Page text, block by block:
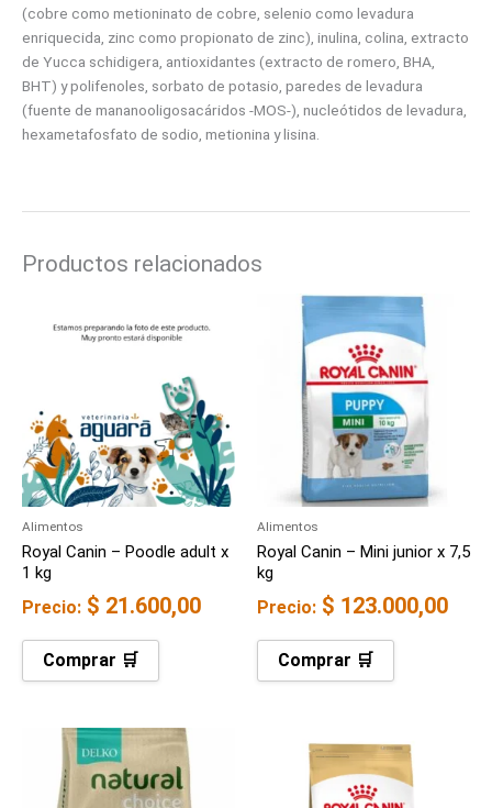
(cobre como metioninato de cobre, selenio como levadura
enriquecida, zinc como propionato de zinc), inulina, colina, extracto
de Yucca schidigera, antioxidantes (extracto de romero, BHA,
BHT) y polifenoles, sorbato de potasio, paredes de levadura
(fuente de mananooligosacáridos -MOS-), nucleótidos de levadura,
hexametafosfato de sodio, metionina y lisina.
Productos relacionados
Alimentos
Royal Canin – Poodle adult x
1 kg
Precio: $ 21.600,00
Comprar 🛒
Alimentos
Royal Canin – Mini junior x 7,5
kg
Precio: $ 123.000,00
Comprar 🛒